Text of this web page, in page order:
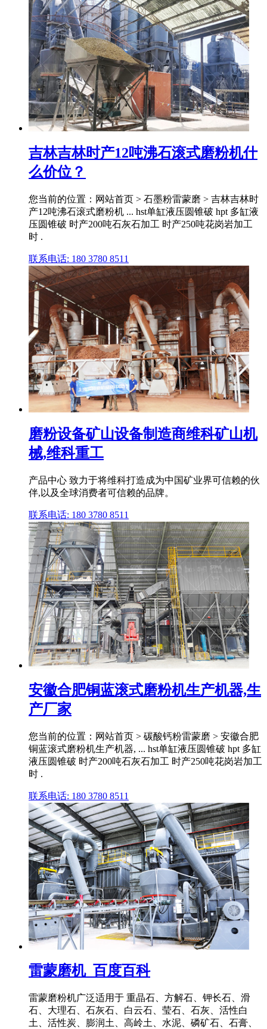
吉林吉林时产12吨沸石滚式磨粉机什
么价位？
您当前的位置：网站首页 > 石墨粉雷蒙磨 > 吉林吉林时
产12吨沸石滚式磨粉机 ... hst单缸液压圆锥破 hpt 多缸液
压圆锥破 时产200吨石灰石加工 时产250吨花岗岩加工
时 .
联系电话: 180 3780 8511
磨粉设备矿山设备制造商维科矿山机
械,维科重工
产品中心 致力于将维科打造成为中国矿业界可信赖的伙
伴,以及全球消费者可信赖的品牌。
联系电话: 180 3780 8511
安徽合肥铜蓝滚式磨粉机生产机器,生
产厂家
您当前的位置：网站首页 > 碳酸钙粉雷蒙磨 > 安徽合肥
铜蓝滚式磨粉机生产机器, ... hst单缸液压圆锥破 hpt 多缸
液压圆锥破 时产200吨石灰石加工 时产250吨花岗岩加工
时 .
联系电话: 180 3780 8511
雷蒙磨机_百度百科
雷蒙磨粉机广泛适用于 重晶石、方解石、钾长石、滑
石、大理石、石灰石、白云石、莹石、石灰、活性白
土、活性炭、膨润土、高岭土、水泥、磷矿石、石膏、